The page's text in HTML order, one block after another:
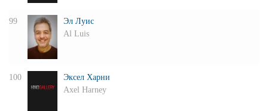
99
Эл Луис
Al Luis
100
Эксел Харни
Axel Harney